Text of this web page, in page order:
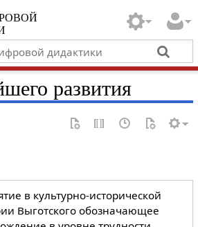
развития
в культурно-исторической
Выготского обозначающее